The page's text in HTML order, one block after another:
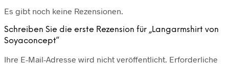
Es gibt noch keine Rezensionen.
Schreiben Sie die erste Rezension für „Langarmshirt von
Soyaconcept“
Ihre E-Mail-Adresse wird nicht veröffentlicht. Erforderliche